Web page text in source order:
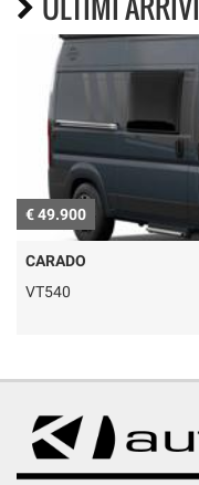
€ 49.900
CARADO
VT540